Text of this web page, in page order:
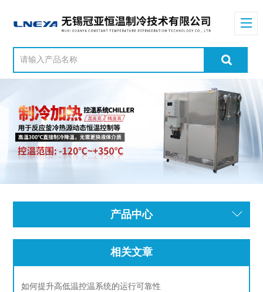
产品中心
相关文章
如何提升高低温控温系统的运行可靠性